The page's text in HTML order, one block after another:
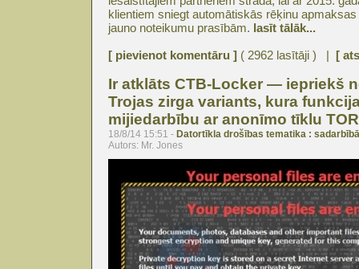
klientiem sniegt automātiskās rēķinu
jauno noteikumu prasībām. lasīt tālāk...
[ pievienot komentāru ] ( 2962 lasītāji ) | [
Ir atklāts CTB-Locker — iepriekš
Trojas zirga variants, kura
mijiedarbību ar anonīmo tīklu
18/8/14 15:51 - Datortīkla drošības tematika :
Autors: Mr. Jones